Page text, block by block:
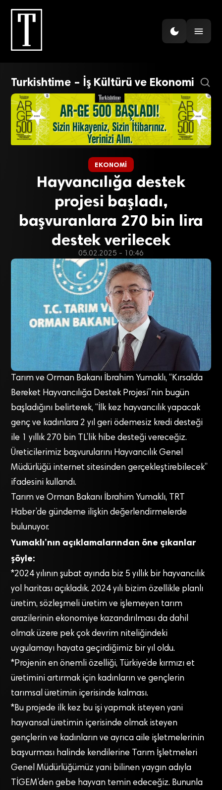
Turkishtime – İş Kültürü ve Ekonomi
EKONOMI
Hayvancılığa destek
projesi başladı,
başvuranlara 270 bin lira
destek verilecek
05.02.2025 - 10:46
Tarım ve Orman Bakanı İbrahim Yumaklı, “Kırsalda
Bereket Hayvancılığa Destek Projesi”nin bugün
başladığını belirterek, “İlk kez hayvancılık yapacak
genç ve kadınlara 2 yıl geri ödemesiz kredi desteği
ile 1 yıllık 270 bin TL’lik hibe desteği vereceğiz.
Üreticilerimiz başvurularını Hayvancılık Genel
Müdürlüğü internet sitesinden gerçekleştirebilecek”
ifadesini kullandı.
Tarım ve Orman Bakanı İbrahim Yumaklı, TRT
Haber’de gündeme ilişkin değerlendirmelerde
bulunuyor.
Yumaklı’nın açıklamalarından öne çıkanlar
şöyle:
*2024 yılının şubat ayında biz 5 yıllık bir hayvancılık
yol haritası açıkladık. 2024 yılı bizim özellikle planlı
üretim, sözleşmeli üretim ve işlemeyen tarım
arazilerinin ekonomiye kazandırılması da dahil
olmak üzere pek çok devrim niteliğindeki
uygulamayı hayata geçirdiğimiz bir yıl oldu.
*Projenin en önemli özelliği, Türkiye’de kırmızı et
üretimini artırmak için kadınların ve gençlerin
tarımsal üretimin içerisinde kalması.
*Bu projede ilk kez bu işi yapmak isteyen yani
hayvansal üretimin içerisinde olmak isteyen
gençlerin ve kadınların ve ayrıca aile işletmelerinin
başvurması halinde kendilerine Tarım İşletmeleri
Genel Müdürlüğümüz yani bilinen yaygın adıyla
TİGEM’den gebe hayvan temin edeceğiz. Bununla